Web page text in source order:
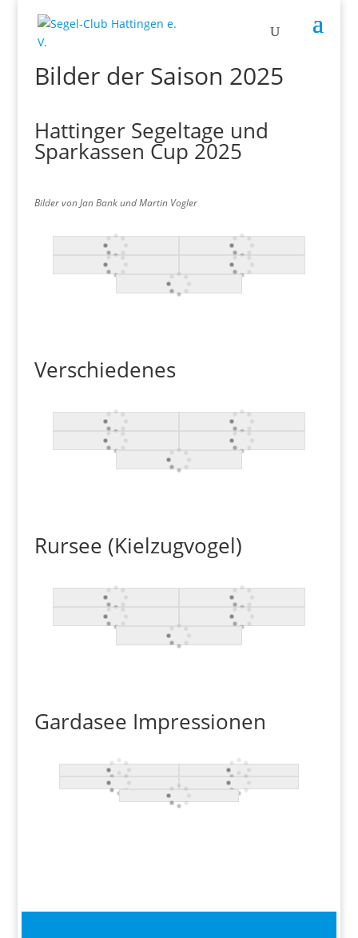
Bilder der Saison 2025
Hattinger Segeltage und
Sparkassen Cup 2025
Bilder von Jan Bank und Martin Vogler
Verschiedenes
Rursee (Kielzugvogel)
Gardasee Impressionen